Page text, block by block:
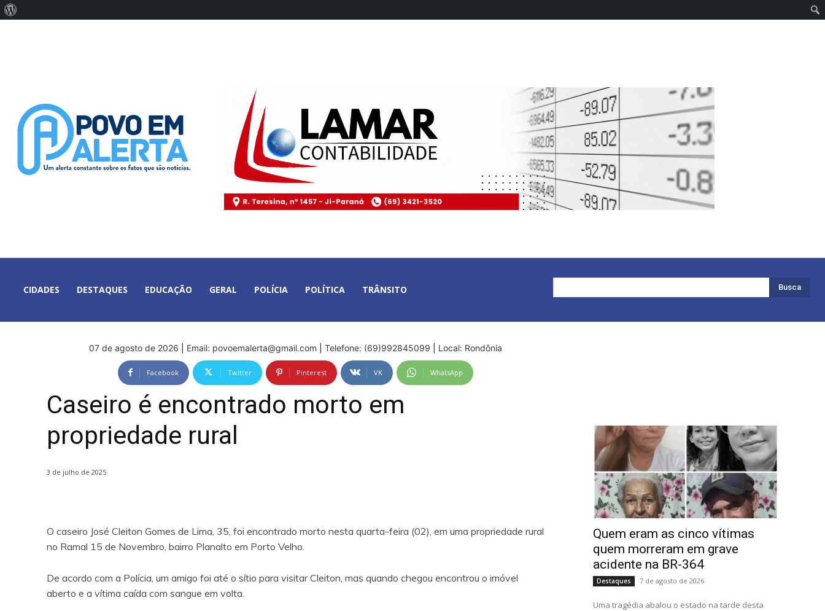
CIDADES DESTAQUES EDUCAÇÃO GERAL POLÍCIA POLÍTICA TRÂNSITO Busca
07 de agosto de 2026 Email: povoemalerta@gmail.com Telefone: (69)992845099 Local: Rondônia
Facebook Twitter Pinterest VK WhatsApp
Caseiro é encontrado morto em
propriedade rural
3 de julho de 2025
O caseiro José Cleiton Gomes de Lima, 35, foi encontrado morto nesta quarta-feira (02), em uma propriedade rural
no Ramal 15 de Novembro, bairro Planalto em Porto Velho.
De acordo com a Polícia, um amigo foi até o sítio para visitar Cleiton, mas quando chegou encontrou o imóvel
aberto e a vítima caída com sangue em volta.
Quem eram as cinco vítimas
quem morreram em grave
acidente na BR-364
Destaques 7 de agosto de 2026
Uma tragédia abalou o estado na tarde desta